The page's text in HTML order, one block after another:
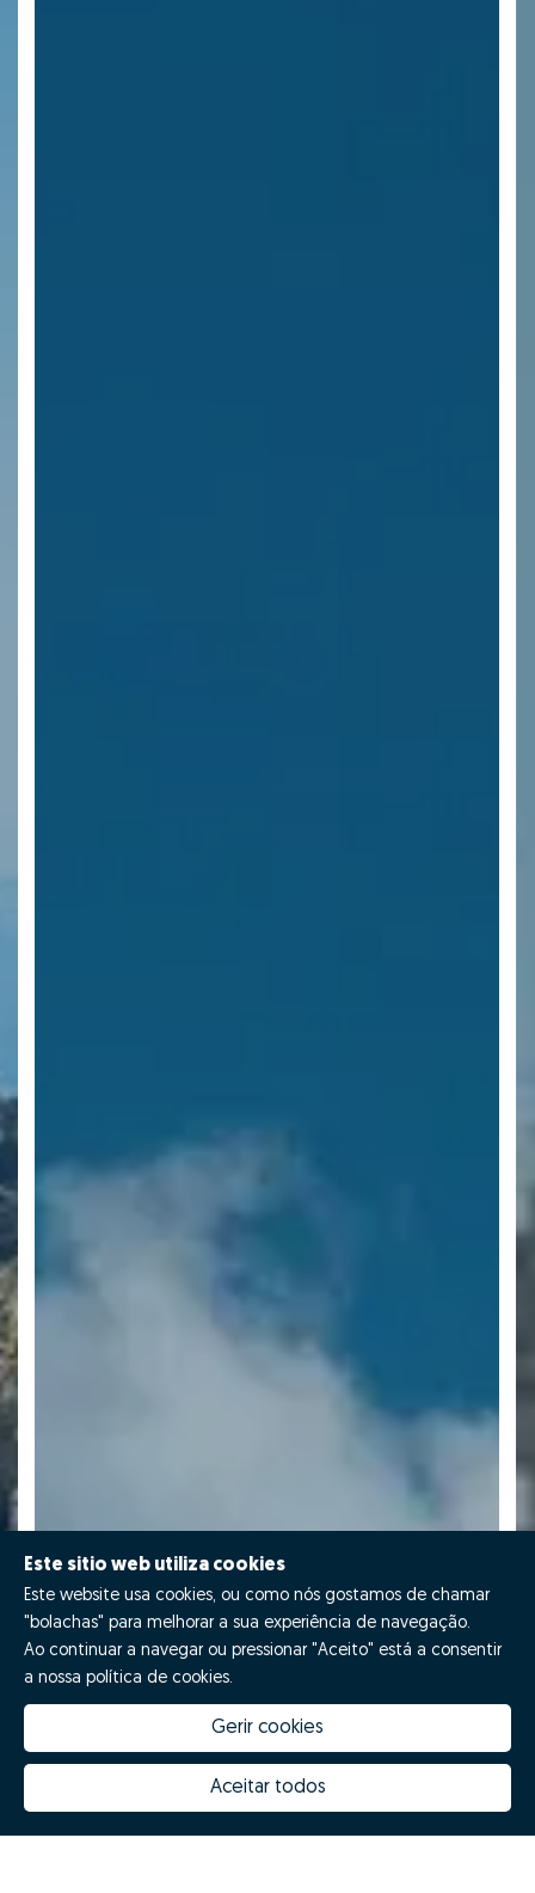
Este sitio web utiliza cookies
Este website usa cookies, ou como nós gostamos de chamar
"bolachas" para melhorar a sua experiência de navegação.
Ao continuar a navegar ou pressionar "Aceito" está a consentir
a nossa política de cookies.
Gerir cookies
Aceitar todos